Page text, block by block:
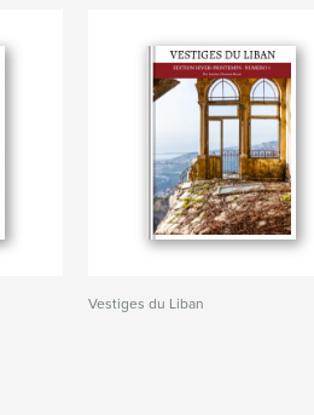
Vestiges du Liban